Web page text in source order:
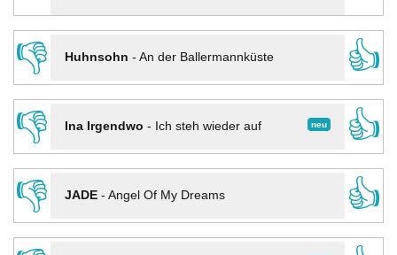
👎
Huhnsohn - An der Ballermannküste
👍
👎
neu
Ina Irgendwo - Ich steh wieder auf
👍
👎
JADE- Angel Of My Dreams
👍